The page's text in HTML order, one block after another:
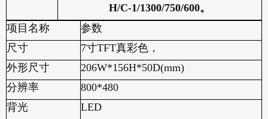
H/C-1/1300/750/600。
项目名称
参数
尺寸
7寸TFT真彩色，
外形尺寸
206W*156H*50D(mm)
分辨率
800*480
背光
LED